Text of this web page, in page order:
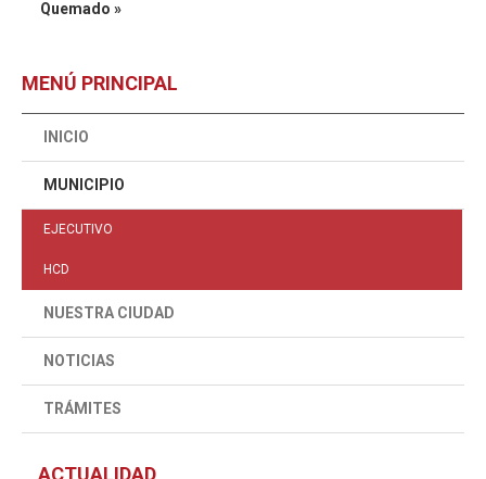
Quemado »
MENÚ PRINCIPAL
INICIO
MUNICIPIO
EJECUTIVO
HCD
NUESTRA CIUDAD
NOTICIAS
TRÁMITES
ACTUALIDAD